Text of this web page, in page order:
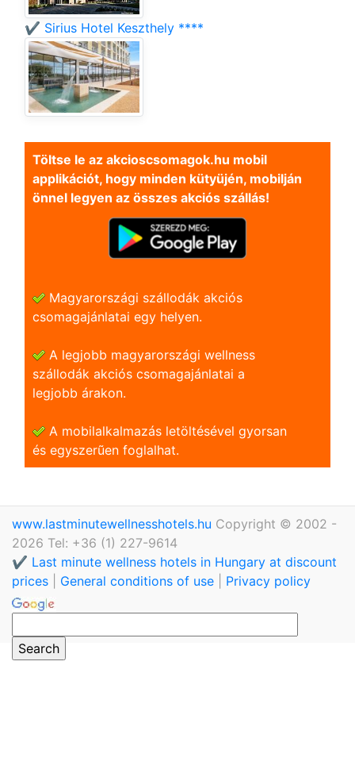
✔️ Sirius Hotel Keszthely ****
Töltse le az akcioscsomagok.hu mobil
applikációt, hogy minden kütyüjén, mobilján
önnel legyen az összes akciós szállás!
Magyarországi szállodák akciós
csomagajánlatai egy helyen.
A legjobb magyarországi wellness
szállodák akciós csomagajánlatai a
legjobb árakon.
A mobilalkalmazás letöltésével gyorsan
és egyszerũen foglalhat.
www.lastminutewellnesshotels.hu Copyright © 2002 -
2026 Tel: +36 (1) 227-9614
✔️ Last minute wellness hotels in Hungary at discount
prices
General conditions of use Privacy policy